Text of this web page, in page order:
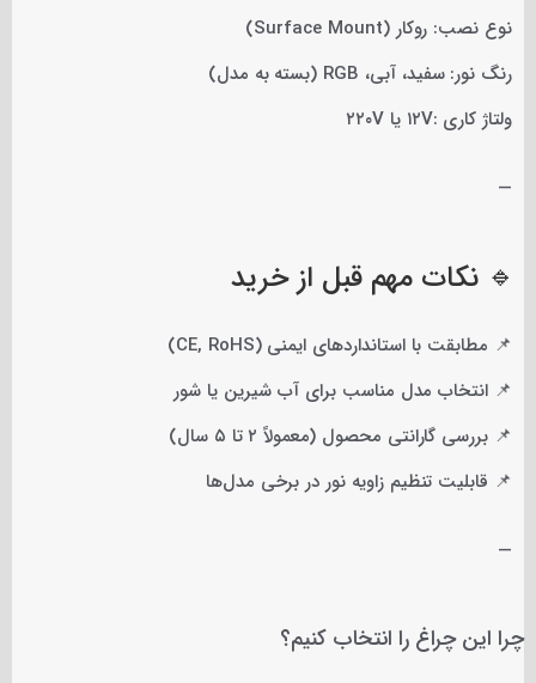
نوع نصب: روکار (Surface Mount)
رنگ نور: سفید، آبی، RGB (بسته به مدل)
ولتاژ کاری :۱۲V یا ۲۲۰V
—
🔹 نکات مهم قبل از خرید
📌 مطابقت با استانداردهای ایمنی (CE, RoHS)
📌 انتخاب مدل مناسب برای آب شیرین یا شور
📌 بررسی گارانتی محصول (معمولاً ۲ تا ۵ سال)
📌 قابلیت تنظیم زاویه نور در برخی مدل‌ها
—
چرا این چراغ را انتخاب کنیم؟